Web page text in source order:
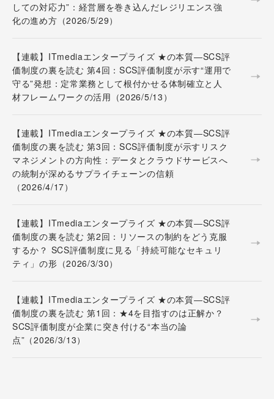
しての対応力”：経営層を巻き込んだレジリエンス強
化の進め方（2026/5/29）
【連載】ITmediaエンタープライズ ★の本質―SCS評
価制度の裏を読む 第4回：SCS評価制度が示す“運用で
守る”発想：定常業務として根付かせる体制確立と人
材フレームワークの活用（2026/5/13）
【連載】ITmediaエンタープライズ ★の本質―SCS評
価制度の裏を読む 第3回：SCS評価制度が示すリスク
マネジメントの方向性：データとクラウドサービスへ
の統制が深めるサプライチェーンの信頼
（2026/4/17）
【連載】ITmediaエンタープライズ ★の本質―SCS評
価制度の裏を読む 第2回：リソースの制約をどう克服
するか？ SCS評価制度に見る「持続可能なセキュリ
ティ」の形（2026/3/30）
【連載】ITmediaエンタープライズ ★の本質―SCS評
価制度の裏を読む 第1回：★4を目指すのは正解か？
SCS評価制度が企業に突き付ける“本当の論
点”（2026/3/13）